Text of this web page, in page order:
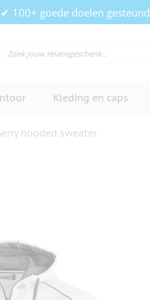
✔ 100+ goede doelen gesteund
Kleding en caps
hooded sweater